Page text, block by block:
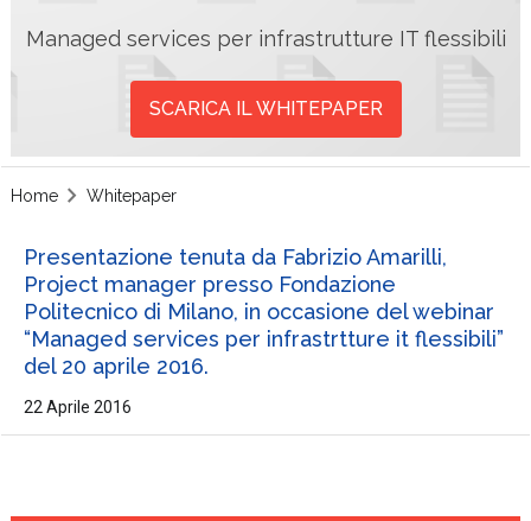
Managed services per infrastrutture IT flessibili
SCARICA IL WHITEPAPER
Home Whitepaper
Presentazione tenuta da Fabrizio Amarilli,
Project manager presso Fondazione
Politecnico di Milano, in occasione del webinar
“Managed services per infrastrtture it flessibili”
del 20 aprile 2016.
22 Aprile 2016